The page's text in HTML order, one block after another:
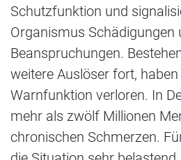
Schutzfunktion und
Organismus Schädigungen
Beanspruchungen.
weitere Auslöser fort,
Warnfunktion verloren. In
mehr als zwölf Millionen
chronischen Schmerzen.